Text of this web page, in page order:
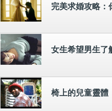
完美求婚攻略：
女生希望男生了
椅上的兒童靈體